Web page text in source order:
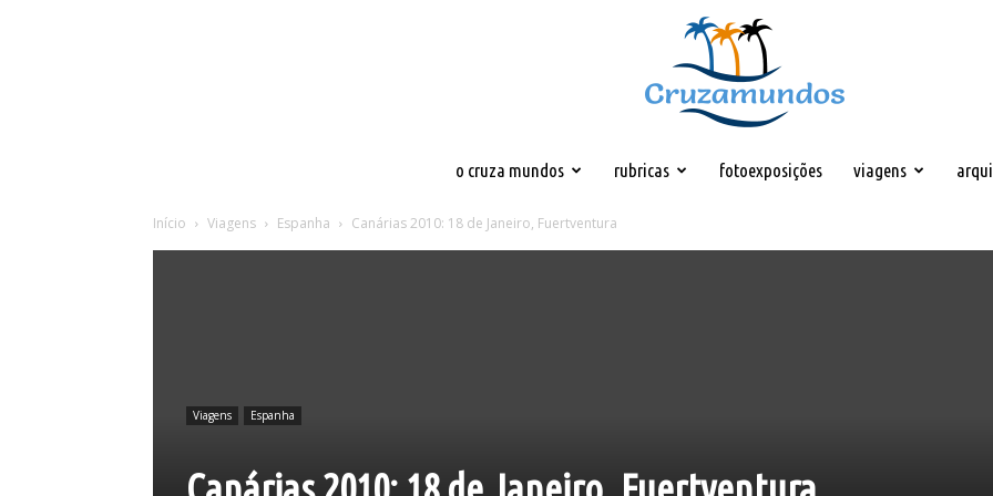
o cruza mundos rubricas fotoexposições viagens
Início Viagens Espanha Canárias 2010: 18 de Janeiro, Fuertventura
Viagens Espanha